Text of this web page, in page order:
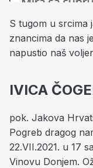
S tugom u srcima
znancima da nas
napustio naš
IVICA
pok. Jakova
Pogreb dragog
22.VII.2021. u 17
Vinovu Donjem.